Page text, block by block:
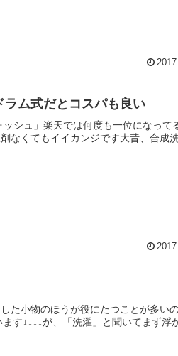
ラム式だとコスパも良い
シュ」楽天では何度も一位になって
なくてもイイカンジです大昔、合成
た小物のほうが役にたつことが多いの
す↓↓↓↓が、「洗濯」と聞いてまず浮